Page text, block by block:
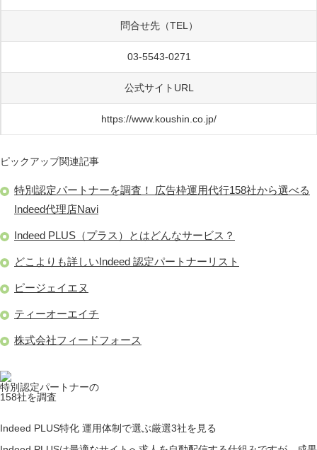
問合せ先（TEL）
03-5543-0271
公式サイトURL
https://www.koushin.co.jp/
ピックアップ関連記事
特別認定パートナーを調査！ 広告枠運用代行158社から選べる
Indeed代理店Navi
Indeed PLUS（プラス）とはどんなサービス？
どこよりも詳しいIndeed 認定パートナーリスト
ピージェイエヌ
ティーオーエイチ
株式会社フィードフォース
特別認定パートナーの
158社を調査
Indeed PLUS特化 運用体制で選ぶ厳選3社を見る